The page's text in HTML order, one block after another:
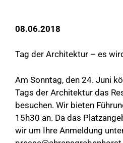
08.06.2018
Tag der Architektur – es
Am Sonntag, den 24. Juni
Tags der Architektur das
besuchen. Wir bieten
15h30 an. Da das
wir um Ihre Anmeldung